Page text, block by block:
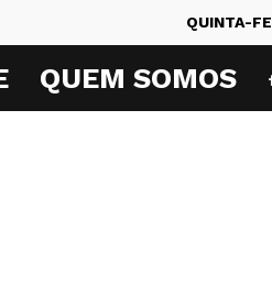
QUINTA-
QUEM SOMOS